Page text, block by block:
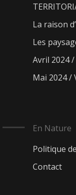
La raison
Les
Avril 2024
Mai 2024 /
En Nature
Politique
Contact